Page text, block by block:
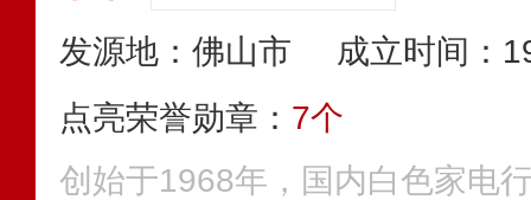
发源地：佛山市
成立时间：
点亮荣誉勋章： 7个
创始于1968年，国内白色家电